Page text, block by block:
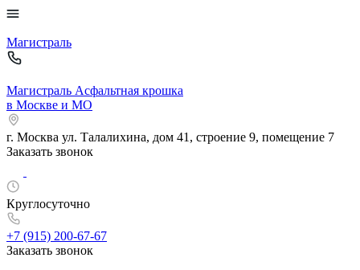
Магистраль
Магистраль Асфальтная крошка
в Москве и МО
г. Москва ул. Талалихина, дом 41, строение 9, помещение 7
Заказать звонок
Круглосуточно
+7 (915) 200-67-67
Заказать звонок